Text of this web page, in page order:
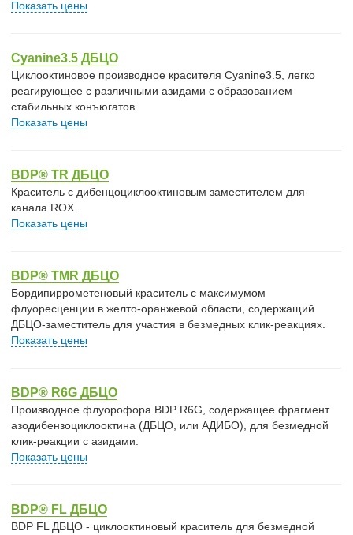
Показать цены
Cyanine3.5 ДБЦО
Циклооктиновое производное красителя Cyanine3.5, легко
реагирующее с различными азидами с образованием
стабильных конъюгатов.
Показать цены
BDP® TR ДБЦО
Краситель с дибенцоциклооктиновым заместителем для
канала ROX.
Показать цены
BDP® TMR ДБЦО
Бордипиррометеновый краситель с максимумом
флуоресценции в желто-оранжевой области, содержащий
ДБЦО-заместитель для участия в безмедных клик-реакциях.
Показать цены
BDP® R6G ДБЦО
Производное флуорофора BDP R6G, содержащее фрагмент
азодибензоциклооктина (ДБЦО, или АДИБО), для безмедной
клик-реакции с азидами.
Показать цены
BDP® FL ДБЦО
BDP FL ДБЦО - циклооктиновый краситель для безмедной